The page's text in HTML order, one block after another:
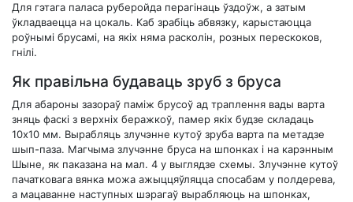
Для гэтага паласа руберойда перагінаць ўздоўж, а затым
ўкладваецца на цокаль. Каб зрабіць абвязку, карыстаюцца
роўнымі брусамі, на якіх няма расколін, розных перескоков,
гнілі.
Як правільна будаваць зруб з бруса
Для абароны зазораў паміж брусоў ад траплення вады варта
зняць фаскі з верхніх беражкоў, памер якіх будзе складаць
10х10 мм. Вырабляць злучэнне кутоў зруба варта па метадзе
шып-паза. Магчыма злучэнне бруса на шпонках і на карэнным
Шыне, як паказана на мал. 4 у выглядзе схемы. Злучэнне кутоў
пачатковага вянка можа ажыццяўляцца спосабам у полдерева,
а мацаванне наступных шэрагаў вырабляюць на шпонках,